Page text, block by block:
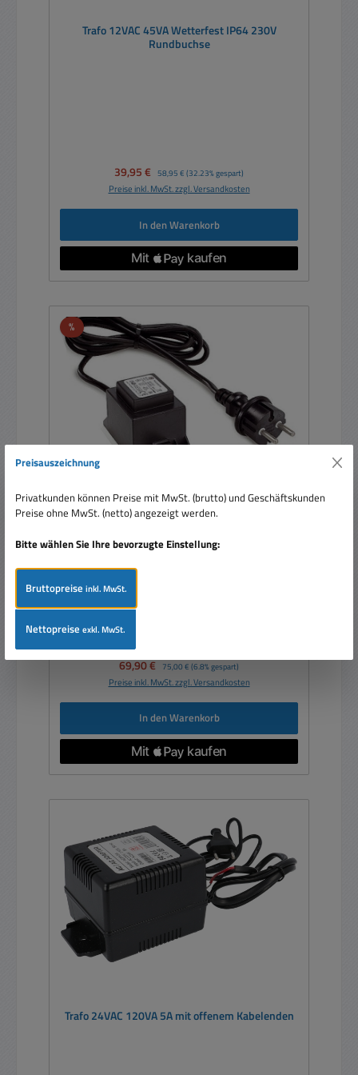
Trafo 12VAC 45VA Wetterfest IP64 230V
Rundbuchse
Verkaufspreis:
39,95 € Regulärer Preis:
58,95 € (32.23% gespart)
Preise inkl. MwSt. zzgl. Versandkosten
In den Warenkorb
%Rabatt
Trafo 12VAC 60VA wetterfest 230Vac auf 12Vac
mit 1x Buchse
Verkaufspreis:
69,90 € Regulärer Preis:
75,00 € (6.8% gespart)
Preise inkl. MwSt. zzgl. Versandkosten
In den Warenkorb
Trafo 24VAC 120VA 5A mit offenem Kabelenden
Preisauszeichnung
Privatkunden können Preise mit MwSt. (brutto) und Geschäftskunden
Preise ohne MwSt. (netto) angezeigt werden.
Bitte wählen Sie Ihre bevorzugte Einstellung:
Bruttopreiseinkl. MwSt.
Nettopreiseexkl. MwSt.